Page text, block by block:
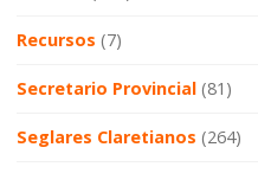
Recursos (7)
Secretario Provincial (81)
Seglares Claretianos (264)